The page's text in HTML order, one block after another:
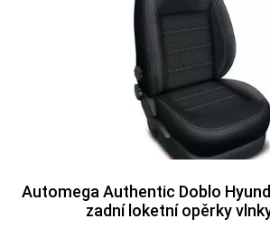
Automega Authentic Doblo
zadní loketní opěrky